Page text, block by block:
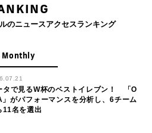
のニュースアクセスランキング
Monthly
タで見るW杯のベストイレブン！ 「O
」がパフォーマンスを分析し、6チーム
11名を選出